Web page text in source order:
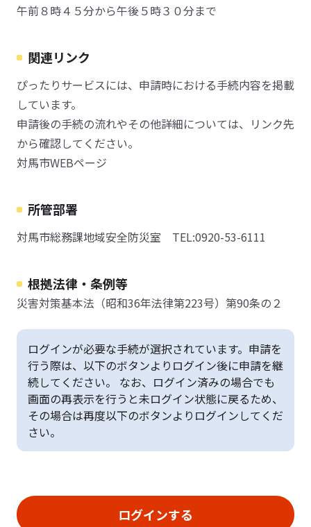
午前８時４５分から午後５時３０分まで
関連リンク
ぴったりサービスには、申請時における手続内容を掲載
しています。
申請後の手続の流れやその他詳細については、リンク先
から確認してください。
対馬市WEBページ
所管部署
対馬市総務課地域安全防災室 TEL:0920-53-6111
根拠法律・条例等
災害対策基本法（昭和36年法律第223号）第90条の２
ログインが必要な手続が選択されています。申請を
行う際は、以下のボタンよりログイン後に申請を継
続してください。 なお、ログイン済みの場合でも
画面の再表示を行うと未ログイン状態に戻るため、
その場合は再度以下のボタンよりログインしてくだ
さい。